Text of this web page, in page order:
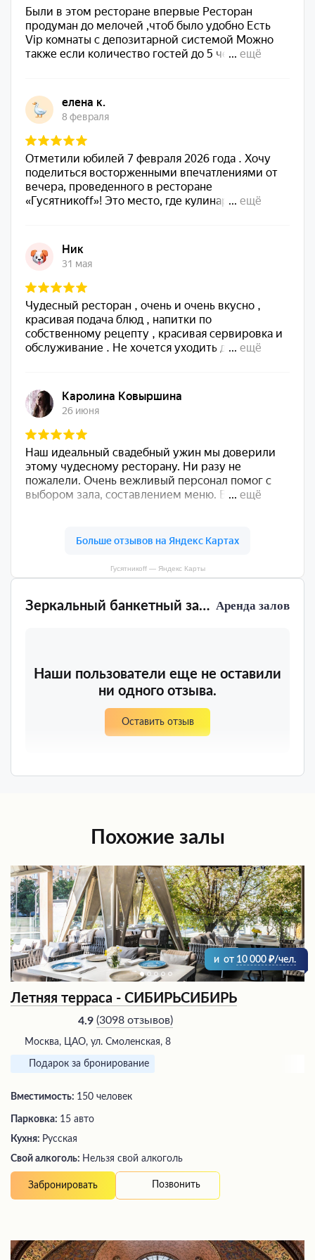
Зеркальный банкетный зал Гусятникоff Аренда залов
Наши пользователи еще не оставили
ни одного отзыва.
Оставить отзыв
Гусятникоff — Яндекс Карты
Похожие залы
и от 10 000 /чел.
Летняя терраса - СИБИРЬСИБИРЬ
4.9 (3098 отзывов)
Москва, ЦАО, ул. Смоленская, 8
Подарок за бронирование
Вместимость: 150 человек
Парковка: 15 авто
Кухня: Русская
Свой алкоголь: Нельзя свой алкоголь
Забронировать Позвонить